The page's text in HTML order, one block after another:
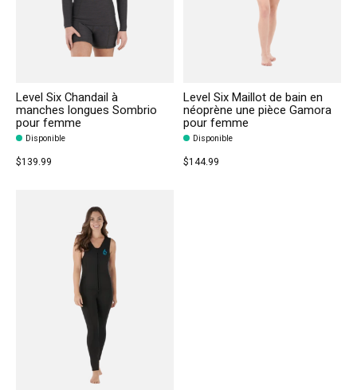
Level Six Chandail à
manches longues Sombrio
pour femme
Disponible
$139.99
Level Six Maillot de bain en
néoprène une pièce Gamora
pour femme
Disponible
$144.99